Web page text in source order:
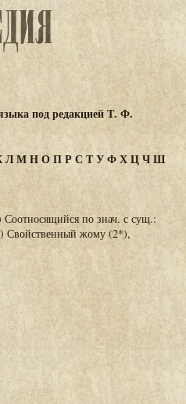
под редакцией Т. Ф.
ЛМНОПРС ТУФХЦЧШ
по знач. с сущ.:
Свойственный жому (2*),